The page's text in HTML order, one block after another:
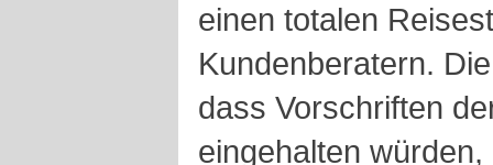
einen totalen
Kundenberatern.
dass Vorschriften
eingehalten